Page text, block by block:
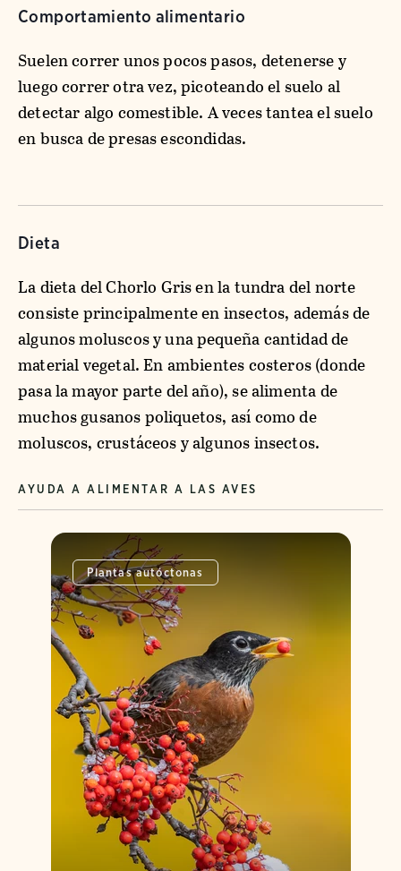
Comportamiento alimentario
Suelen correr unos pocos pasos, detenerse y
luego correr otra vez, picoteando el suelo al
detectar algo comestible. A veces tantea el suelo
en busca de presas escondidas.
Dieta
La dieta del Chorlo Gris en la tundra del norte
consiste principalmente en insectos, además de
algunos moluscos y una pequeña cantidad de
material vegetal. En ambientes costeros (donde
pasa la mayor parte del año), se alimenta de
muchos gusanos poliquetos, así como de
moluscos, crustáceos y algunos insectos.
AYUDA A ALIMENTAR A LAS AVES
Plantas autóctonas